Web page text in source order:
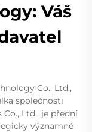
Váš
Co., Ltd.,
společnosti
Ltd., je přední
významné